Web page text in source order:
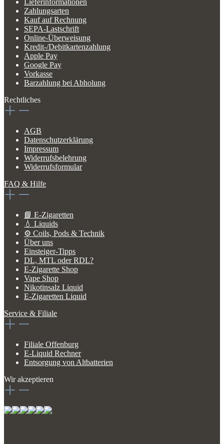
Lieferinformationen
Zahlungsarten
Kauf auf Rechnung
SEPA-Lastschrift
Online-Überweisung
Kredit-/Debitkartenzahlung
Apple Pay
Google Pay
Vorkasse
Barzahlung bei Abholung
Rechtliches
AGB
Datenschutzerklärung
Impressum
Widerrufsbelehrung
Widerrufsformular
FAQ & Hilfe
📘 E-Zigaretten
💧 Liquids
⚙️ Coils, Pods & Technik
Über uns
Einsteiger-Tipps
DL, MTL oder RDL?
E-Zigarette Shop
Vape Shop
Nikotinsalz Liquid
E-Zigaretten Liquid
Service & Filiale
Filiale Offenburg
E-Liquid Rechner
Entsorgung von Altbatterien
Wir akzeptieren